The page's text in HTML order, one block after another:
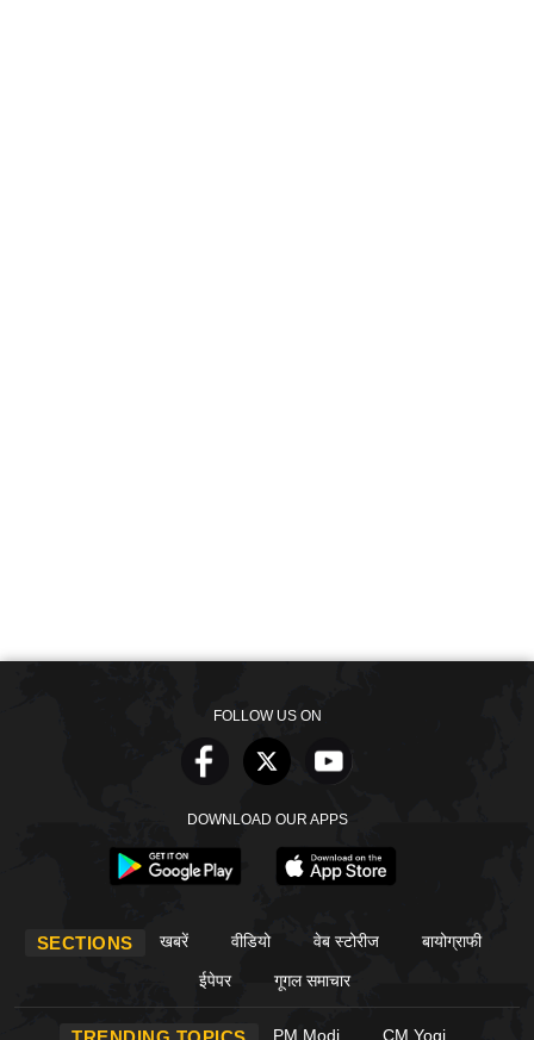
FOLLOW US ON
DOWNLOAD OUR APPS
SECTIONS खबरें वीडियो वेब स्टोरीज बायोग्राफी
ईपेपर गूगल समाचार
PM Modi CM Yogi